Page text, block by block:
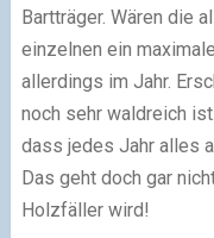
Bartträger. Wären die
einzelnen ein
allerdings im Jahr.
noch sehr waldreich
dass jedes Jahr alles
Das geht doch gar
Holzfäller wird!